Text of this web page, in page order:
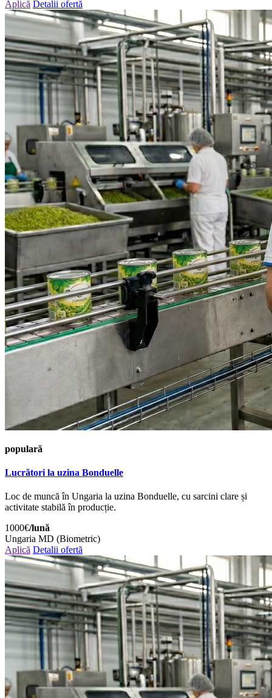
Aplică Detalii ofertă
populară
Lucrători la uzina Bonduelle
Loc de muncă în Ungaria la uzina Bonduelle, cu sarcini clare și
activitate stabilă în producție.
1000€/lună
Ungaria MD (Biometric)
Aplică Detalii ofertă